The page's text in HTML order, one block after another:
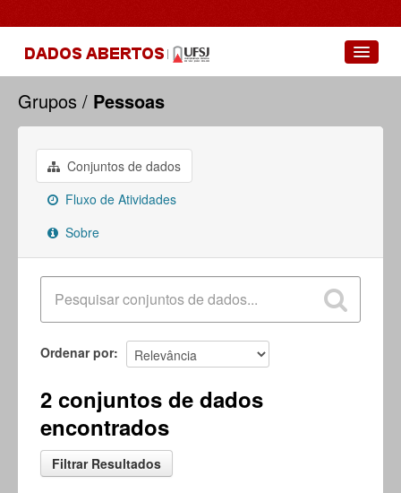
Conjuntos de dados
Grupos
Sobre
Grupos Pessoas
Conjuntos de dados
Fluxo de Atividades
Sobre
Ordenar por
2 conjuntos de dados
encontrados
Filtrar Resultados